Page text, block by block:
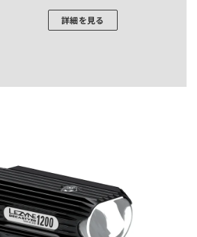
詳細を見る